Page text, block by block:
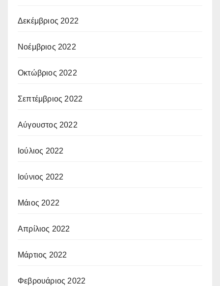
Δεκέμβριος 2022
Νοέμβριος 2022
Οκτώβριος 2022
Σεπτέμβριος 2022
Αύγουστος 2022
Ιούλιος 2022
Ιούνιος 2022
Μάιος 2022
Απρίλιος 2022
Μάρτιος 2022
Φεβρουάριος 2022